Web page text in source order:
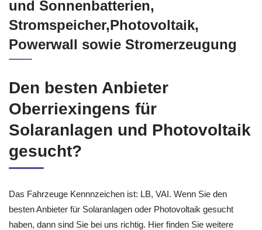
und Sonnenbatterien,
Stromspeicher,Photovoltaik,
Powerwall sowie Stromerzeugung
Den besten Anbieter
Oberriexingens für
Solaranlagen und Photovoltaik
gesucht?
Das Fahrzeuge Kennnzeichen ist: LB, VAI. Wenn Sie den
besten Anbieter für Solaranlagen oder Photovoltaik gesucht
haben, dann sind Sie bei uns richtig. Hier finden Sie weitere